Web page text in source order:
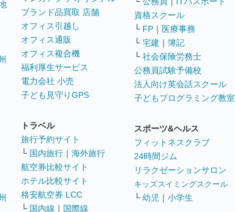
ブランド品買取 店舗
オフィス引越し
オフィス通販
オフィス複合機
福利厚生サービス
電力会社 小売
子ども見守りGPS
トラベル
旅行予約サイト
└ 国内旅行 ｜ 海外旅行
航空券比較サイト
ホテル比較サイト
格安航空券 LCC
└ 国内線 ｜ 国際線
資格スクール
└ FP ｜ 医療事務
└ 宅建 ｜ 簿記
└ 社会保険労務士
公務員試験予備校
法人向け英会話スクール
子どもプログラミング教室
スポーツ&ヘルス
フィットネスクラブ
24時間ジム
リラクゼーションサロン
キッズスイミングスクール
└ 幼児 ｜ 小学生